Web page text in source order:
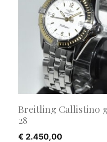
Breitling Callistino
28
€ 2.450,00